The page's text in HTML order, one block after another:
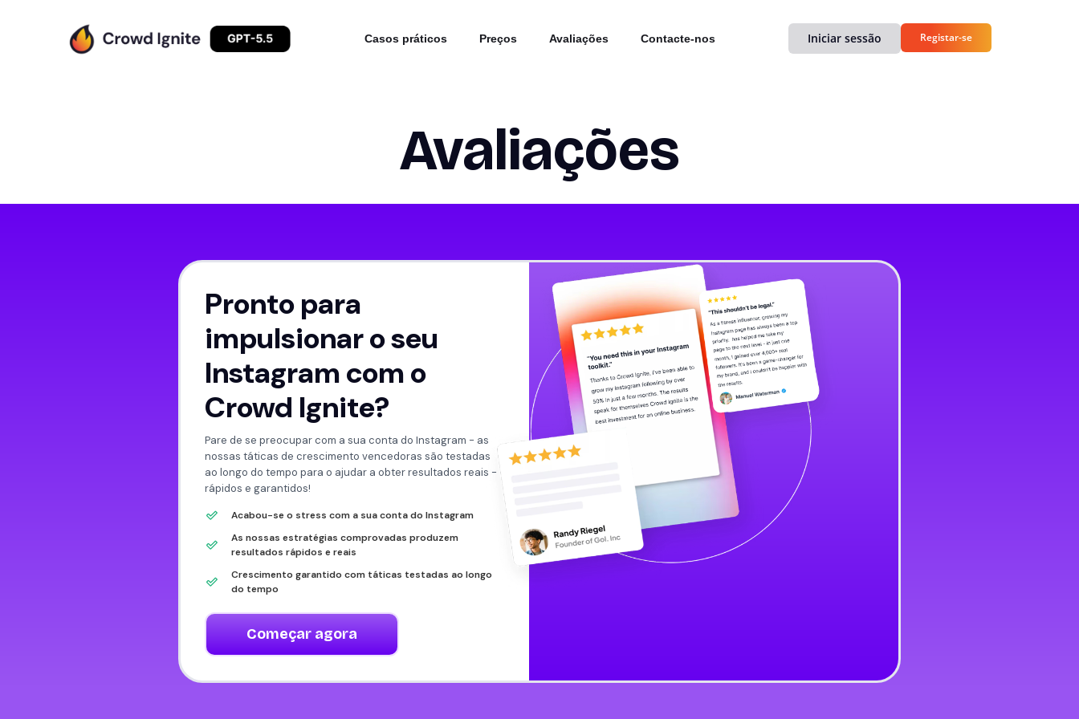
Casos práticos Preços Avaliações Contacte-nos Iniciar sessão Registar-se
Avaliações
Pronto para
impulsionar o seu
Instagram com o
Crowd Ignite?
Pare de se preocupar com a sua conta do Instagram - as
nossas táticas de crescimento vencedoras são testadas
ao longo do tempo para o ajudar a obter resultados reais -
rápidos e garantidos!
Acabou-se o stress com a sua conta do Instagram
As nossas estratégias comprovadas produzem
resultados rápidos e reais
Crescimento garantido com táticas testadas ao longo
do tempo
Começar agora